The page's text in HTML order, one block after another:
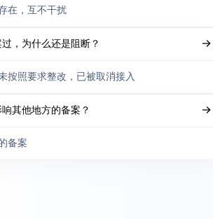
在，互不干扰
，为什么还是阻断？
按照要求整改，已被取消接入
其他地方的备案？
备案